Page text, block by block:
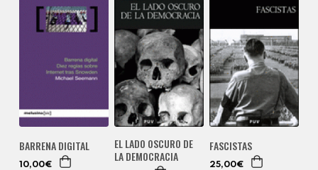
BARRENA DIGITAL
10,00€
EL LADO OSCURO DE
LA DEMOCRACIA
FASCISTAS
25,00€